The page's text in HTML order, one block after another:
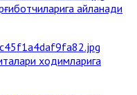
айланади
ходимларига